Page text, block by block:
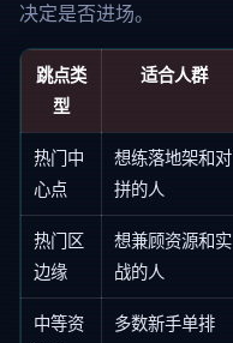
决定是否进场。
跳点类
型
适合人群
热门中
心点
想练落地架和对
拼的人
热门区
边缘
想兼顾资源和实
战的人
中等资
多数新手单排